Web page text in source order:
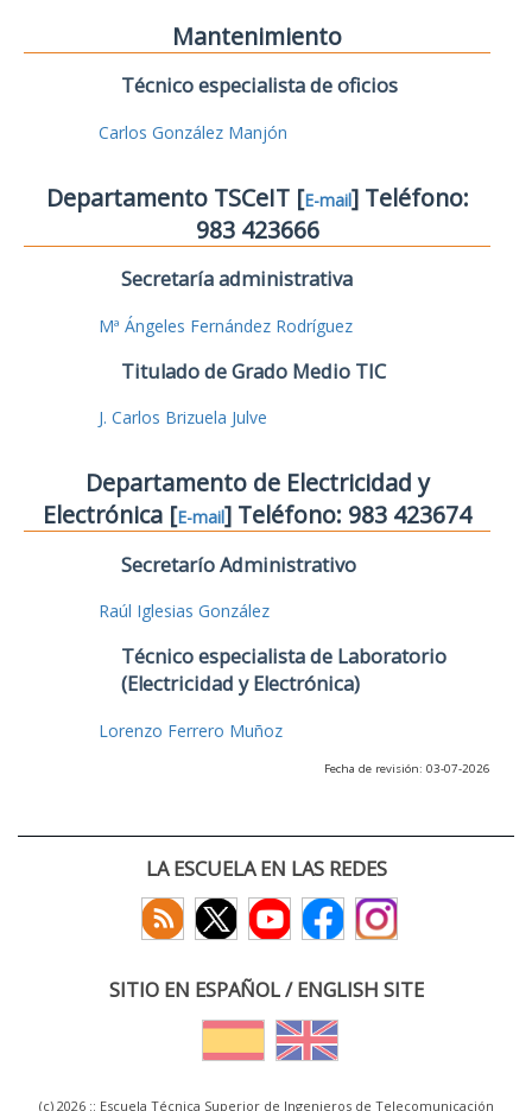
Mantenimiento
Técnico especialista de oficios
Carlos González Manjón
Departamento TSCeIT [E-mail] Teléfono:
983 423666
Secretaría administrativa
Mª Ángeles Fernández Rodríguez
Titulado de Grado Medio TIC
J. Carlos Brizuela Julve
Departamento de Electricidad y
Electrónica [E-mail] Teléfono: 983 423674
Secretarío Administrativo
Raúl Iglesias González
Técnico especialista de Laboratorio
(Electricidad y Electrónica)
Lorenzo Ferrero Muñoz
Fecha de revisión: 03-07-2026
LA ESCUELA EN LAS REDES
SITIO EN ESPAÑOL / ENGLISH SITE
(c) 2026 :: Escuela Técnica Superior de Ingenieros de Telecomunicación